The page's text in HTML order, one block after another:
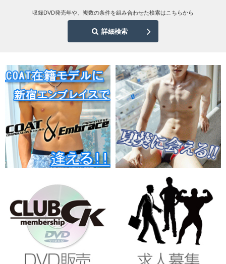
収録DVD発売年や、複数の条件を組み合わせた検索はこちらから
詳細検索